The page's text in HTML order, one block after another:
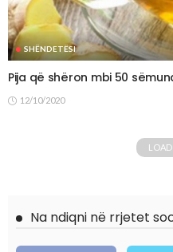
SHËNDETËSI
Pija që shëron mbi 50
12/10/2020
Na ndiqni në rrjetet